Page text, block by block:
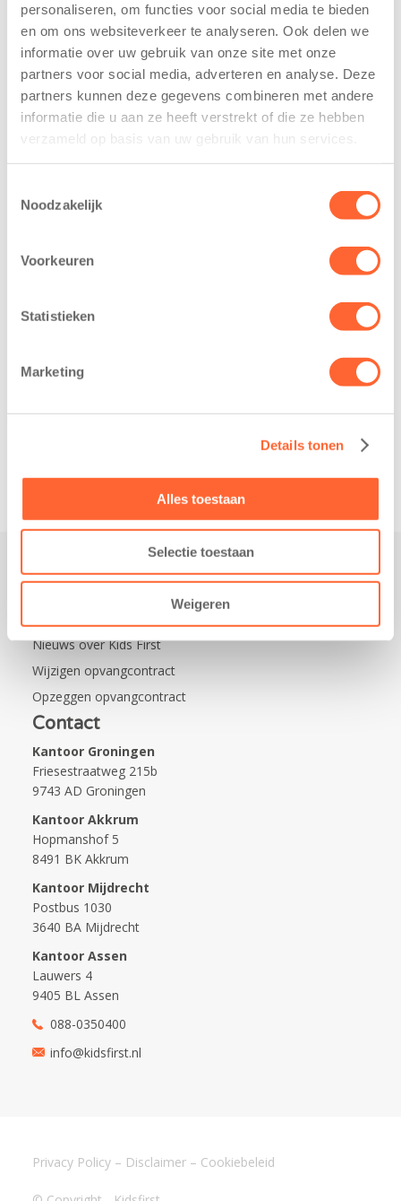
personaliseren, om functies voor social media te bieden
en om ons websiteverkeer te analyseren. Ook delen we
informatie over uw gebruik van onze site met onze
partners voor social media, adverteren en analyse. Deze
partners kunnen deze gegevens combineren met andere
informatie die u aan ze heeft verstrekt of die ze hebben
verzameld op basis van uw gebruik van hun services.
Noodzakelijk
Voorkeuren
Statistieken
Marketing
Details tonen
Alles toestaan
Selectie toestaan
Weigeren
Kinderen BSO
De
Westerburcht
trainen alvast
voor Kids First
Mini 4 Mijl
7 augustus 2026
2026 – Kinderen
van BSO De
Eelde trainden
voor de Kids First
Kids First
tekent
koopcontract
voor nieuw
kindcentrum in
wijk Wiarda in
Leeuwarden
11 juni 2026
realisatie van een
Leeuwarden Zuid.
Nieuws over Kids First
Wijzigen opvangcontract
Opzeggen opvangcontract
Contact
Kantoor Groningen
Friesestraatweg 215b
9743 AD Groningen
Kantoor Akkrum
Hopmanshof 5
8491 BK Akkrum
Kantoor Mijdrecht
Postbus 1030
3640 BA Mijdrecht
Kantoor Assen
Lauwers 4
9405 BL Assen
088-0350400
info@kidsfirst.nl
Privacy Policy – Disclaimer – Cookiebeleid